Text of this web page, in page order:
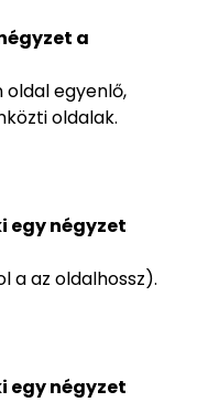
a
oldal egyenlő,
oldalak.
egy négyzet
a az oldalhossz).
egy négyzet